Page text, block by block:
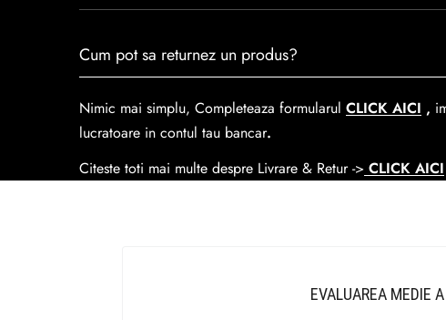
predare laEasybox-ul Emag.
Cosul de livrareeste 15 lei pentru o comanda mai mica
Cum pot sa returnez un produs?
Nimic mai simplu, Completeaza formularul CLICK AICI ,
lucratoare in contul tau bancar.
Citeste toti mai multe despre Livrare & Retur -> CLICK AICI
EVALUAREA MEDIE